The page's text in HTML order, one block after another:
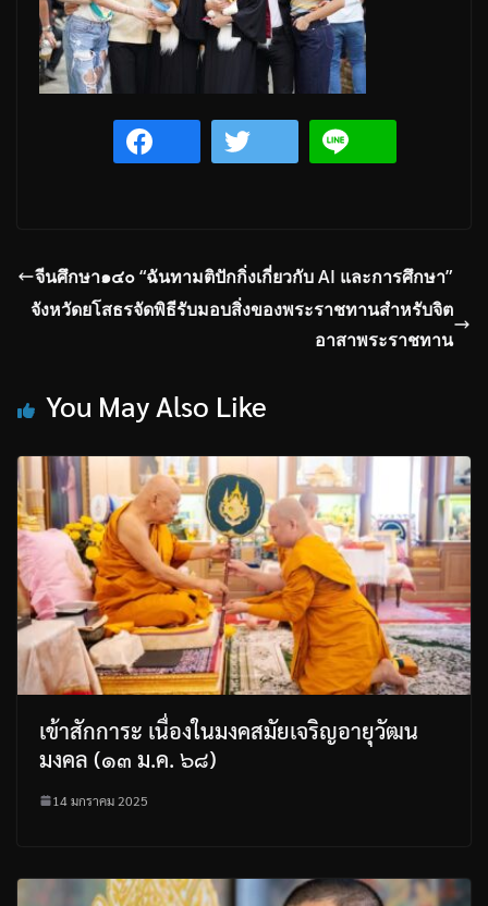
จีนศึกษา๑๔๐ “ฉันทามติปักกิ่งเกี่ยวกับ AI และการศึกษา”
จังหวัดยโสธรจัดพิธีรับมอบสิ่งของพระราชทานสำหรับจิต
อาสาพระราชทาน
You May Also Like
เข้าสักการะ เนื่องในมงคสมัยเจริญอายุวัฒน
มงคล (๑๓ ม.ค. ๖๘)
14 มกราคม 2025